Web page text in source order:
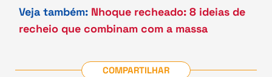
Veja também: Nhoque recheado: 8 ideias de
recheio que combinam com a massa
COMPARTILHAR